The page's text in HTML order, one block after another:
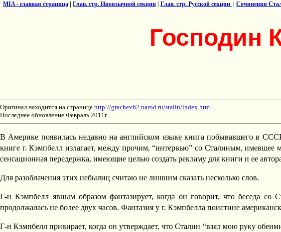
MIA - главная страница Глав. стр. Иноязычной секции Глав. стр. Русской секции Сочинения
Господин
Оригинал находится на странице http://grachev62.narod.ru/stalin/index.htm
Последнее обновление Февраль 2011г.
В Америке появилась недавно на английском языке книга побывавшего в
книге г. Кэмпбелл излагает, между прочим, “интервью” со Сталиным, имевшее
сенсационная передержка, имеющие целью создать рекламу для книги и ее
Для разоблачения этих небылиц считаю не лишним сказать несколько слов.
Г-н Кэмпбелл явным образом фантазирует, когда он говорит, что беседа со
продолжалась не более двух часов. Фантазия у г. Кэмпбелла поистине
Г-н Кэмпбелл привирает, когда он утверждает, что Сталин “взял мою руку